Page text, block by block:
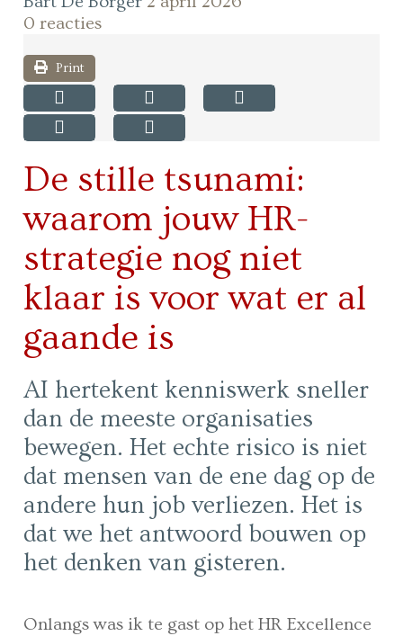
0 reacties
Print
De stille tsunami:
waarom jouw HR-
strategie nog niet
klaar is voor wat er al
gaande is
AI hertekent kenniswerk sneller
dan de meeste organisaties
bewegen. Het echte risico is niet
dat mensen van de ene dag op de
andere hun job verliezen. Het is
dat we het antwoord bouwen op
het denken van gisteren.
Onlangs was ik te gast op het HR Excellence